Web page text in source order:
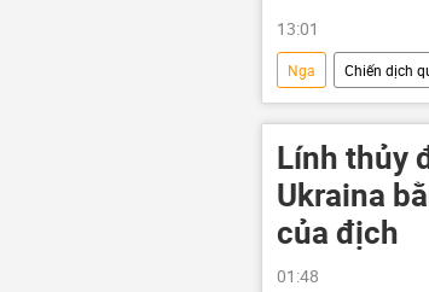
13:01
Nga Chiến dịch
Quân đội Ukraina
UAV
Lính thủy
Ukraina
của địch
01:48